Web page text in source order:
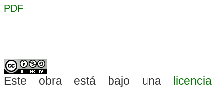
PDF
Este obra está bajo una